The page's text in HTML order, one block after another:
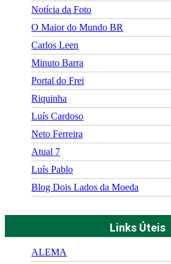
Notícia da Foto
O Maior do Mundo BR
Carlos Leen
Minuto Barra
Portal do Frei
Riquinha
Luís Cardoso
Neto Ferreira
Atual 7
Luís Pablo
Blog Dois Lados da Moeda
Links Úteis
ALEMA